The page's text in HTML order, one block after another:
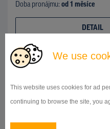
We use
This website uses cookies for ad
continuing to browse the site, you
Doba pronájmu: od 1 měsíce
DETAIL
108km diaľnice Bratislava -